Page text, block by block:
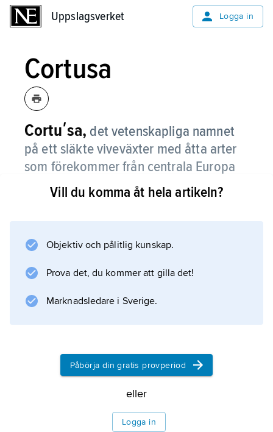
Uppslagsverket Logga in
Cortusa
Cortuʹsa, det vetenskapliga namnet
på ett släkte viveväxter med åtta arter
som förekommer från centrala Europa
till norra Asien.
. Bladen liknar daggkåpornas, och de är gröna
och klocklika samt sitter på upp till 30 cm
höga, bladlösa stjälkar. Hit förs bl.a. klockviva.
Information om artikeln
Vill du komma åt hela artikeln?
Objektiv och pålitlig kunskap.
Prova det, du kommer att gilla det!
Marknadsledare i Sverige.
Påbörja din gratis provperiod
eller
Logga in